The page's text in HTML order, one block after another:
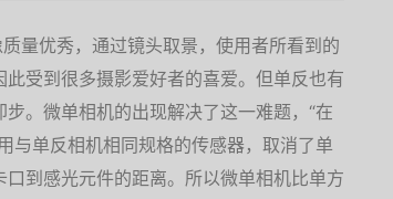
量优秀，通过镜头取景，使用者所看到的
受到很多摄影爱好者的喜爱。但单反也有
。微单相机的出现解决了这一难题，“在
与单反相机相同规格的传感器，取消了单
到感光元件的距离。所以微单相机比单方